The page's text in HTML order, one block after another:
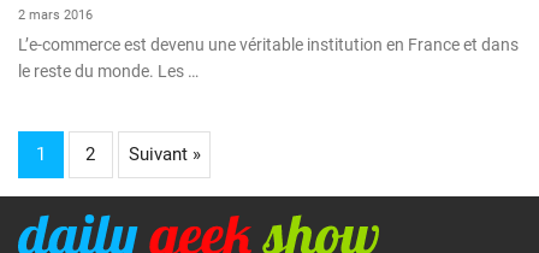
2 mars 2016
L’e-commerce est devenu une véritable institution en France et dans
le reste du monde. Les …
1 2 Suivant »